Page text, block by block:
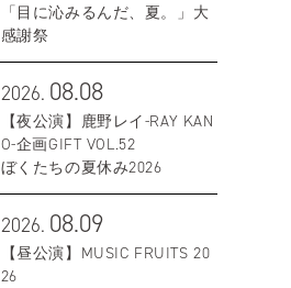
「目に沁みるんだ、夏。」大
感謝祭
2026. 08.08
【夜公演】鹿野レイ-RAY KAN
O-企画GIFT VOL.52
ぼくたちの夏休み2026
2026. 08.09
【昼公演】MUSIC FRUITS 20
26